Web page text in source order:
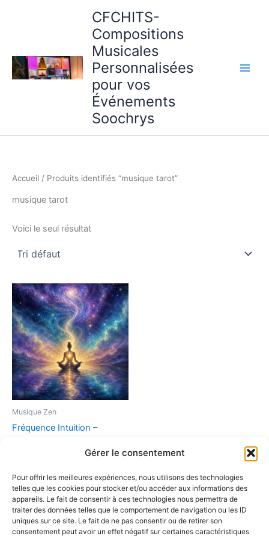
Gérer le consentement
Pour offrir les meilleures expériences, nous utilisons des technologies
telles que les cookies pour stocker et/ou accéder aux informations des
appareils. Le fait de consentir à ces technologies nous permettra de
traiter des données telles que le comportement de navigation ou les ID
uniques sur ce site. Le fait de ne pas consentir ou de retirer son
consentement peut avoir un effet négatif sur certaines caractéristiques
CFCHITS-
Compositions
Musicales
Personnalisées
pour vos
Événements
Soochrys
Accueil / Produits identifiés “musique tarot”
musique tarot
Voici le seul résultat
Musique Zen
Fréquence Intuition –
9,90 €
Ajouter au panier